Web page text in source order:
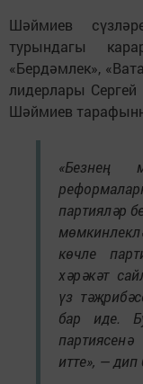
Шәймиев
турындагы
«Бердәмлек»,
лидерлары
Шәймиев
«Безнең
партияләр
көчле
хәрәкәт
үз
бар иде.
итте», — дип